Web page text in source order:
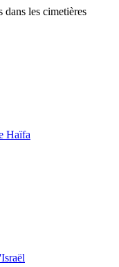
dans les cimetières
Haïfa